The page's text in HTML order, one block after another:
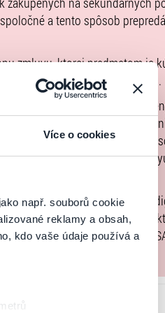
Více o cookies
např. souborů cookie
reklamy a obsah,
kdo vaše údaje používá a
a tento spôsob
zmluvu, ktorej predmetom je
sú uvedené priamo v košíku.
uhradiť len spôsobmi
že kúpne ceny
GoOut, ani inými
. Poukazy GoOut môžete
EÚ 2022/2065 (Akt o
, iba výrobky alebo služby,
informácie a kontakty podľa